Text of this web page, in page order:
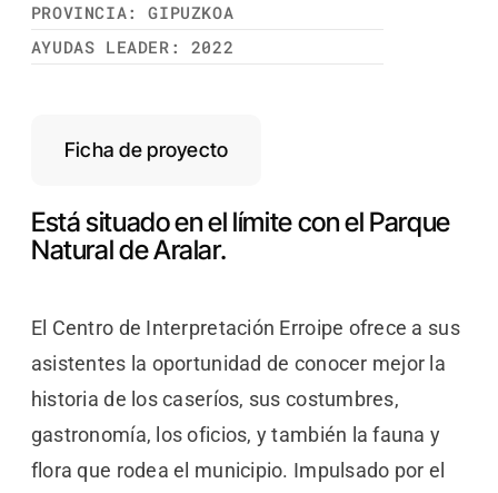
PROVINCIA: GIPUZKOA
AYUDAS LEADER: 2022
Ficha de proyecto
Está situado en el límite con el Parque
Natural de Aralar.
El Centro de Interpretación Erroipe ofrece a sus
asistentes la oportunidad de conocer mejor la
historia de los caseríos, sus costumbres,
gastronomía, los oficios, y también la fauna y
flora que rodea el municipio. Impulsado por el